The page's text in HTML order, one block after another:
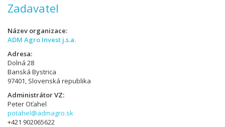
Zadavatel
Název organizace
ADM Agro Invest j.s.a.
Adresa
Dolná 28
Banská Bystrica
97401, Slovenská republika
Administrátor VZ
Peter Oťahel
potahel@admagro.sk
+421 902065622